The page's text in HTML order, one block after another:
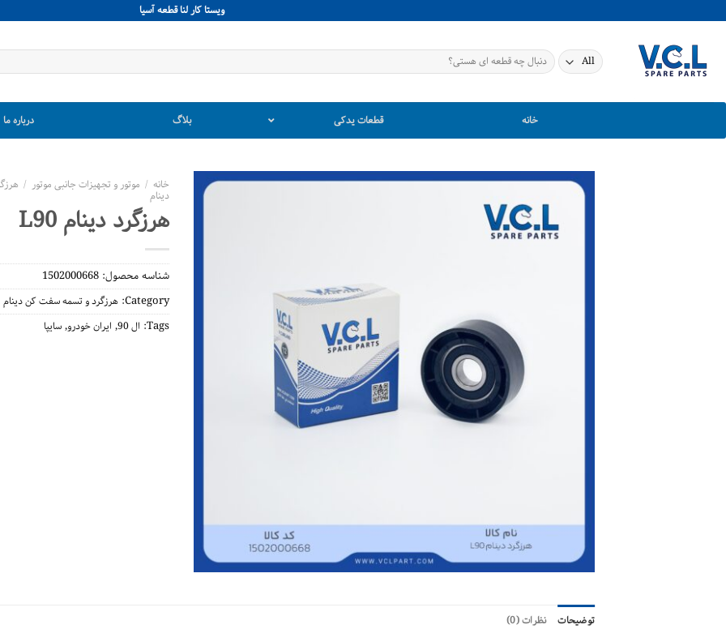
to
ويستا كار لنا قطعه آسيا
جستجو
برای:
خانه قطعات یدکی بلاگ درباره ما
خانه / موتور و تجهیزات جانبی موتور /
دینام
هرزگرد دینام L90
شناسه محصول: 1502000668
Category: هرزگرد و تسمه سفت کن دینام
Tags: ال 90 , ایران خودرو,سایپا
توضیحات نظرات (0)